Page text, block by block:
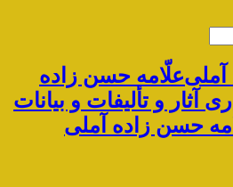
علّامه حسن زاده
آثار و تألیفات و بیانات
حسن زاده آملی